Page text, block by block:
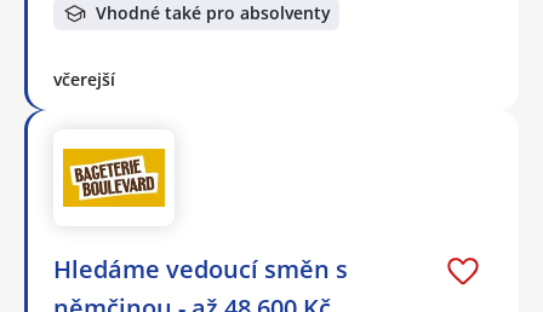
Vhodné také pro absolventy
včerejší
Hledáme vedoucí směn s